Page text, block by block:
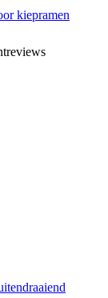
kiepramen